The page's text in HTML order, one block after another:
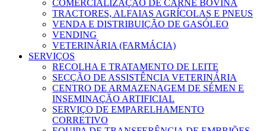
COMERCIALIZAÇÃO DE CARNE BOVINA
TRACTORES, ALFAIAS AGRÍCOLAS E PNEUS
VENDA E DISTRIBUIÇÃO DE GASÓLEO
VENDING
VETERINÁRIA (FARMÁCIA)
SERVIÇOS
RECOLHA E TRATAMENTO DE LEITE
SECÇÃO DE ASSISTÊNCIA VETERINÁRIA
CENTRO DE ARMAZENAGEM DE SÉMEN E
INSEMINAÇÃO ARTIFICIAL
SERVIÇO DE EMPARELHAMENTO
CORRETIVO